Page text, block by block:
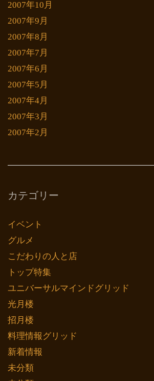
2007年10月
2007年9月
2007年8月
2007年7月
2007年6月
2007年5月
2007年4月
2007年3月
2007年2月
カテゴリー
イベント
グルメ
こだわりの人と店
トップ特集
ユニバーサルマインドグリッド
光月楼
招月楼
料理情報グリッド
新着情報
未分類